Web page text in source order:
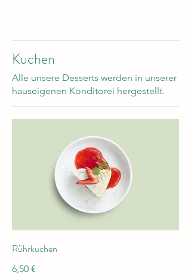
Kuchen
Alle unsere Desserts werden in unserer
hauseigenen Konditorei hergestellt.
Rührkuchen
6,50 €